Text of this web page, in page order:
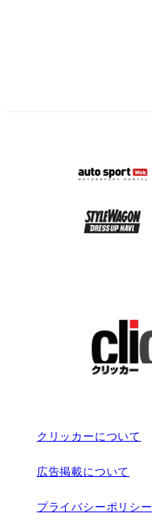
クリッカーについて
広告掲載について
プライバシーポリシー